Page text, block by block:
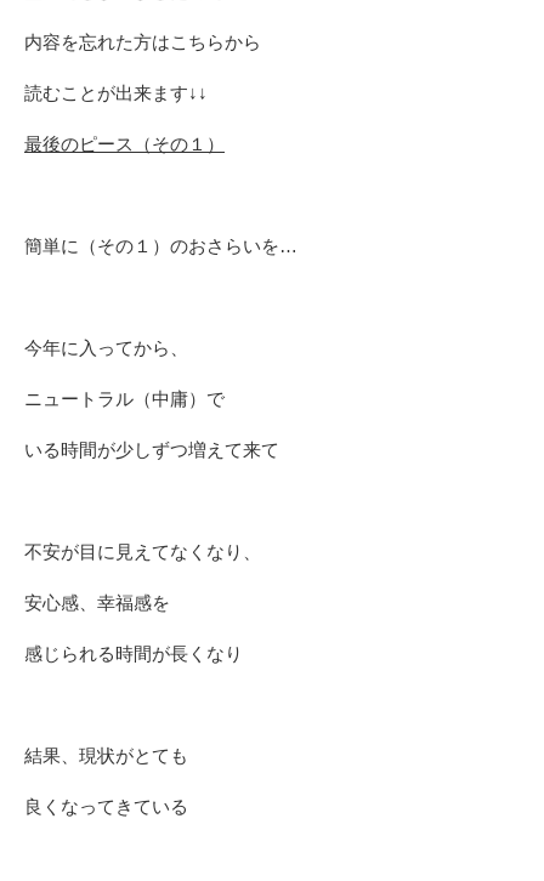
内容を忘れた方はこちらから
読むことが出来ます↓↓
最後のピース（その１）
簡単に（その１）のおさらいを…
今年に入ってから、
ニュートラル（中庸）で
いる時間が少しずつ増えて来て
不安が目に見えてなくなり、
安心感、幸福感を
感じられる時間が長くなり
結果、現状がとても
良くなってきている